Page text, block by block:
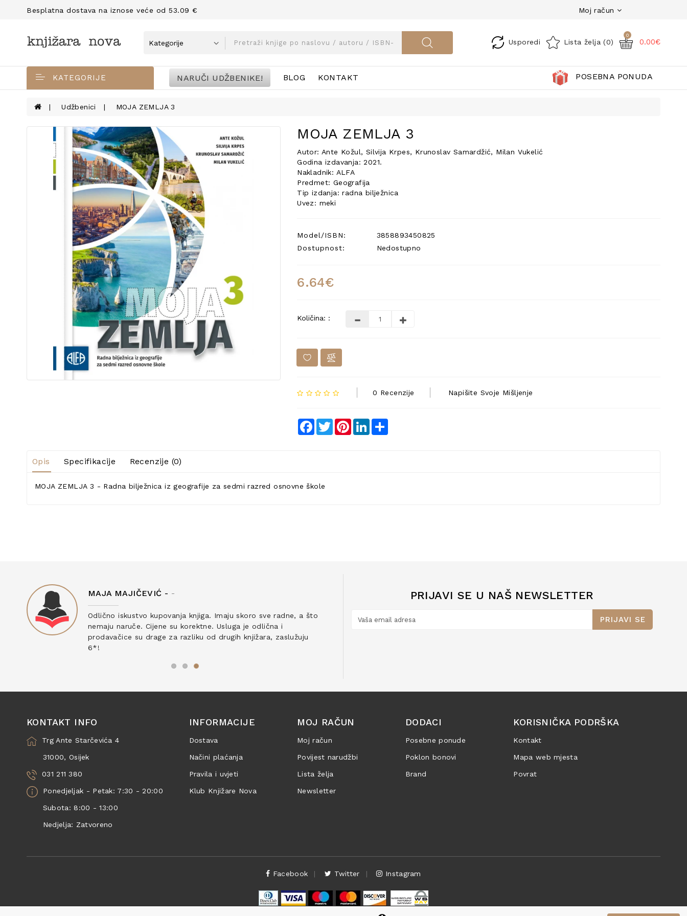
Besplatna dostava na iznose veće od 53.09 € Moj račun
Usporedi Lista želja (0)
0
0.00€
KATEGORIJE NARUČI UDŽBENIKE! BLOG KONTAKT POSEBNA PONUDA
Udžbenici MOJA ZEMLJA 3
MOJA ZEMLJA 3
Autor: Ante Kožul, Silvija Krpes, Krunoslav Samardžić, Milan Vukelić
Godina izdavanja: 2021.
Nakladnik: ALFA
Predmet: Geografija
Tip izdanja: radna bilježnica
Uvez: meki
Model/ISBN:
3858893450825
Dostupnost:
Nedostupno
6.64€
Količina: :
0 Recenzije Napišite Svoje Mišljenje
Facebook
TwitterPinterestLinkedIn
Opis Specifikacije Recenzije (0)
MOJA ZEMLJA 3 - Radna bilježnica iz geografije za sedmi razred osnovne škole
MAJA MAJIČEVIĆ - -
Odlično iskustvo kupovanja knjiga. Imaju skoro sve radne, a što
nemaju naruče. Cijene su korektne. Usluga je odlična i
prodavačice su drage za razliku od drugih knjižara, zaslužuju
6*!
PRIJAVI SE U NAŠ NEWSLETTER
PRIJAVI SE
KONTAKT INFO
Trg Ante Starčevića 4
31000, Osijek
031 211 380
Ponedjeljak - Petak: 7:30 - 20:00
Subota: 8:00 - 13:00
Nedjelja: Zatvoreno
INFORMACIJE
Dostava
Načini plaćanja
Pravila i uvjeti
Klub Knjižare Nova
MOJ RAČUN
Moj račun
Povijest narudžbi
Lista želja
Newsletter
DODACI
Posebne ponude
Poklon bonovi
Brand
KORISNIČKA PODRŠKA
Kontakt
Mapa web mjesta
Povrat
Facebook Twitter Instagram